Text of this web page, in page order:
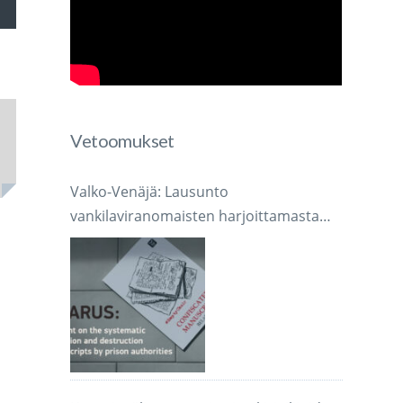
Vetoomukset
Valko-Venäjä: Lausunto
vankilaviranomaisten harjoittamasta
järjestelmällisestä käsikirjoitusten
takavarikoinnista ja tuhoamisesta